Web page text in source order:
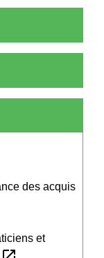
des acquis
et